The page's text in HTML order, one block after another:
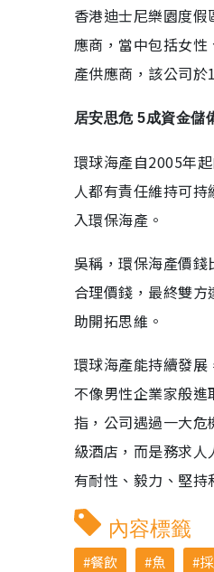
香港迪士尼樂園度
應商，當中包括女
產供應商，該公司
居安思危 5成資金儲
環球海產自2005年
人都有責任維持可
入環保海產。
吳稱，環保海產價
合理價錢，最終雙
助開拓思維。
環球海產能持續發展
不像男性企業家般
指，公司遇過一大
級酒店，而是務求
有耐性、毅力、堅持
內容標籤
餐飲 魚